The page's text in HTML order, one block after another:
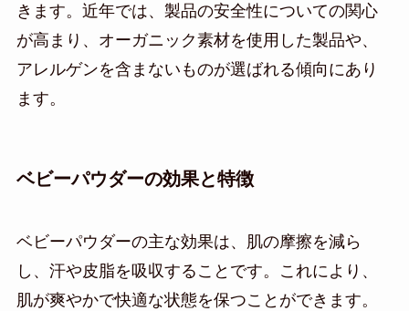
きます。近年では、製品の安全性についての関心
が高まり、オーガニック素材を使用した製品や、
アレルゲンを含まないものが選ばれる傾向にあり
ます。
ベビーパウダーの効果と特徴
ベビーパウダーの主な効果は、肌の摩擦を減ら
し、汗や皮脂を吸収することです。これにより、
肌が爽やかで快適な状態を保つことができます。